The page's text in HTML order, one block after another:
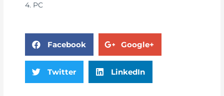
4. PC
Facebook Google+
Twitter LinkedIn